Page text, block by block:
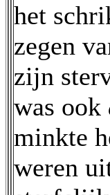
het
zegen
zijn
was ook
minkte
weren